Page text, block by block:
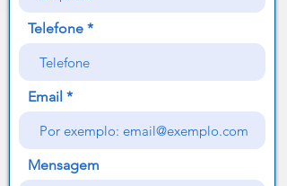
Telefone
Email
Mensagem